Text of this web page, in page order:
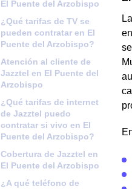
El Puente del Arzobispo
¿Qué tarifas de TV se
pueden contratar en El
Puente del Arzobispo?
Atención al cliente de
Jazztel en El Puente del
Arzobispo
¿Qué tarifas de internet
de Jazztel puedo
contratar si vivo en El
Puente del Arzobispo?
Cobertura de Jazztel en
El Puente del Arzobispo
¿A qué teléfono de